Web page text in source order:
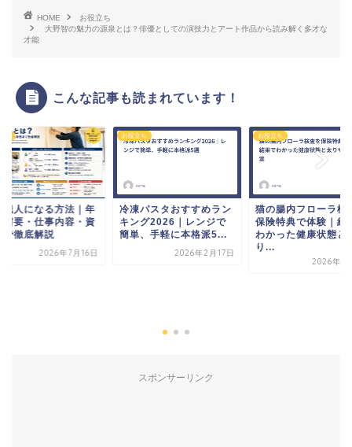
HOME
お役立ち
大野智の魅力の源泉とは？俳優としての演技力とアート作品から読み解く多才な
才能
こんな記事も読まれています！
職人になる方法｜年
需要・仕事内容・資
で徹底解説
2026年7月16日
お役立ち
冷凍パスタおすすめラン
キング2026｜レンジで
簡単、手軽に本格派5...
2026年2月17日
お役立ち
猫の腸内フローラ検
保険特典で体験｜結
わかった健康状態と
り...
2026年1
スポンサーリンク